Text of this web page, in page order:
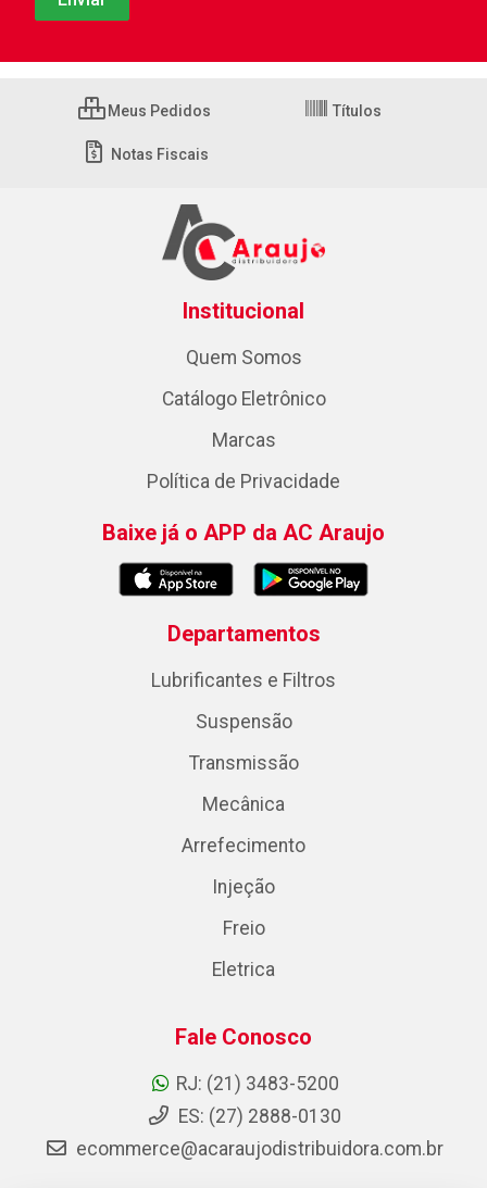
Meus Pedidos Títulos
Notas Fiscais
Institucional
Quem Somos
Catálogo Eletrônico
Marcas
Política de Privacidade
Baixe já o APP da AC Araujo
Departamentos
Lubrificantes e Filtros
Suspensão
Transmissão
Mecânica
Arrefecimento
Injeção
Freio
Eletrica
Fale Conosco
RJ: (21) 3483-5200
ES: (27) 2888-0130
ecommerce@acaraujodistribuidora.com.br